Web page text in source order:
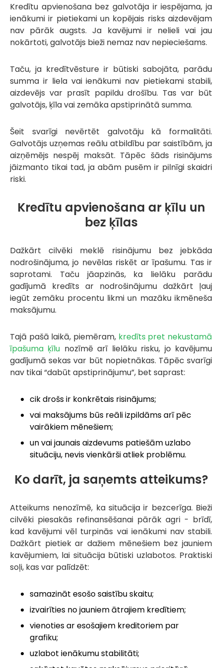
Kredītu apvienošana bez galvotāja ir iespējama, ja
ienākumi ir pietiekami un kopējais risks aizdevējam
nav pārāk augsts. Ja kavējumi ir nelieli vai jau
nokārtoti, galvotājs bieži nemaz nav nepieciešams.
Taču, ja kredītvēsture ir būtiski sabojāta, parādu
summa ir liela vai ienākumi nav pietiekami stabili,
aizdevējs var prasīt papildu drošību. Tas var būt
galvotājs, ķīla vai zemāka apstiprinātā summa.
Šeit svarīgi nevērtēt galvotāju kā formalitāti.
Galvotājs uzņemas reālu atbildību par saistībām, ja
aizņēmējs nespēj maksāt. Tāpēc šāds risinājums
jāizmanto tikai tad, ja abām pusēm ir pilnīgi skaidri
riski.
Kredītu apvienošana ar ķīlu un
bez ķīlas
Dažkārt cilvēki meklē risinājumu bez jebkāda
nodrošinājuma, jo nevēlas riskēt ar īpašumu. Tas ir
saprotami. Taču jāapzinās, ka lielāku parādu
gadījumā kredīts ar nodrošinājumu dažkārt ļauj
iegūt zemāku procentu likmi un mazāku ikmēneša
maksājumu.
Tajā pašā laikā, piemēram, kredīts pret nekustamā
īpašuma ķīlu nozīmē arī lielāku risku, jo kavējumu
gadījumā sekas var būt nopietnākas. Tāpēc svarīgi
nav tikai “dabūt apstiprinājumu”, bet saprast:
cik drošs ir konkrētais risinājums;
vai maksājums būs reāli izpildāms arī pēc
vairākiem mēnešiem;
un vai jaunais aizdevums patiešām uzlabo
situāciju, nevis vienkārši atliek problēmu.
Ko darīt, ja saņemts atteikums?
Atteikums nenozīmē, ka situācija ir bezcerīga. Bieži
cilvēki piesakās refinansēšanai pārāk agri - brīdī,
kad kavējumi vēl turpinās vai ienākumi nav stabili.
Dažkārt pietiek ar dažiem mēnešiem bez jauniem
kavējumiem, lai situācija būtiski uzlabotos. Praktiski
soļi, kas var palīdzēt:
samazināt esošo saistību skaitu;
izvairīties no jauniem ātrajiem kredītiem;
vienoties ar esošajiem kreditoriem par
grafiku;
uzlabot ienākumu stabilitāti;